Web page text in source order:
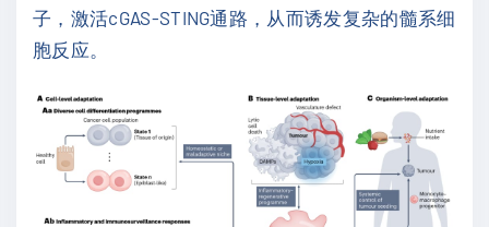
子，激活cGAS-STING通路，从而诱发复杂的髓系细
胞反应。